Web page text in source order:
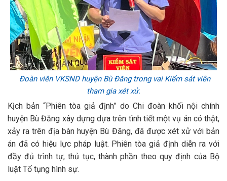
Đoàn viên VKSND huyện Bù Đăng trong vai Kiểm sát viên
tham gia xét xử.
Kịch bản “Phiên tòa giả định” do Chi đoàn khối nội chính
huyện Bù Đăng xây dựng dựa trên tình tiết một vụ án có thật,
xảy ra trên địa bàn huyện Bù Đăng, đã được xét xử với bản
án đã có hiệu lực pháp luật. Phiên tòa giả định diễn ra với
đầy đủ trình tự, thủ tục, thành phần theo quy định của Bộ
luật Tố tụng hình sự.